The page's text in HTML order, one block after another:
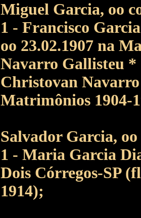
Miguel Garcia, oo
1 - Francisco
oo 23.02.1907 na
Navarro Gallisteu *
Christovan
Matrimônios 1904-
Salvador Garcia,
1 - Maria Garcia
Dois Córregos-SP
1914);